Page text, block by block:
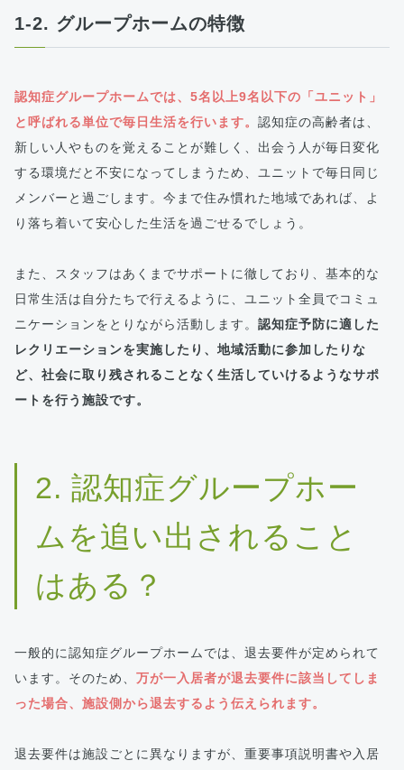
1-2. グループホームの特徴
認知症グループホームでは、5名以上9名以下の「ユニット」
と呼ばれる単位で毎日生活を行います。 認知症の高齢者は、
新しい人やものを覚えることが難しく、出会う人が毎日変化
する環境だと不安になってしまうため、ユニットで毎日同じ
メンバーと過ごします。今まで住み慣れた地域であれば、よ
り落ち着いて安心した生活を過ごせるでしょう。
また、スタッフはあくまでサポートに徹しており、基本的な
日常生活は自分たちで行えるように、ユニット全員でコミュ
ニケーションをとりながら活動します。 認知症予防に適した
レクリエーションを実施したり、地域活動に参加したりな
ど、社会に取り残されることなく生活していけるようなサポ
ートを行う施設です。
2. 認知症グループホー
ムを追い出されること
はある？
一般的に認知症グループホームでは、退去要件が定められて
います。そのため、 万が一入居者が退去要件に該当してしま
った場合、施設側から退去するよう伝えられます。
退去要件は施設ごとに異なりますが、重要事項説明書や入居